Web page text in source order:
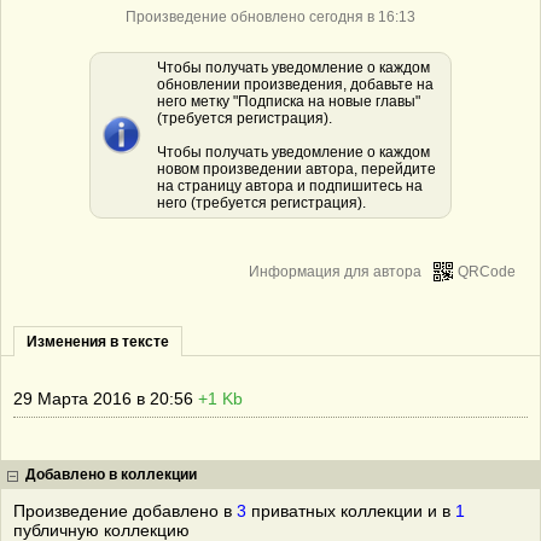
Произведение обновлено сегодня в 16:13
Чтобы получать уведомление о каждом
обновлении произведения, добавьте на
него метку "Подписка на новые главы"
(требуется регистрация).
Чтобы получать уведомление о каждом
новом произведении автора, перейдите
на страницу автора и подпишитесь на
него (требуется регистрация).
QRCode
Информация для автора
Изменения в тексте
29 Марта 2016 в 20:56 +1 Kb
Добавлено в коллекции
Произведение добавлено в 3 приватных коллекции и в 1
публичную коллекцию